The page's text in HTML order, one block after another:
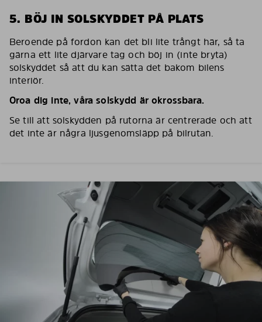
5. BÖJ IN SOLSKYDDET PÅ PLATS
Beroende på fordon kan det bli lite trångt här, så ta
gärna ett lite djärvare tag och böj in (inte bryta)
solskyddet så att du kan sätta det bakom bilens
interiör.
Oroa dig inte, våra solskydd är okrossbara.
Se till att solskydden på rutorna är centrerade och att
det inte är några ljusgenomsläpp på bilrutan.